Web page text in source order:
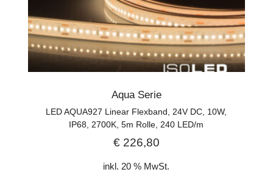
Aqua Serie
LED AQUA927 Linear Flexband, 24V DC, 10W,
IP68, 2700K, 5m Rolle, 240 LED/m
€226,80
inkl. 20 % MwSt.